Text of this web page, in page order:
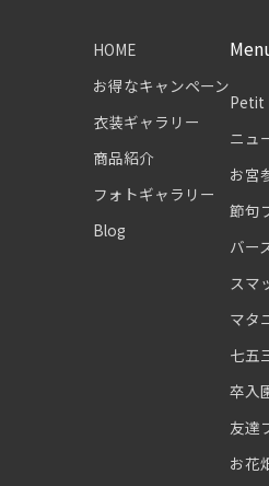
HOME
お得なキャンペーン
衣装ギャラリー
商品紹介
フォトギャラリー
Blog
Petit
ニュ
お宮
節句
バー
スマ
マタ
七五
卒入
友達
お花